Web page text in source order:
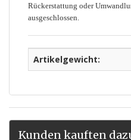
Rückerstattung oder
ausgeschlossen.
Artikelgewicht:
Kunden kauften